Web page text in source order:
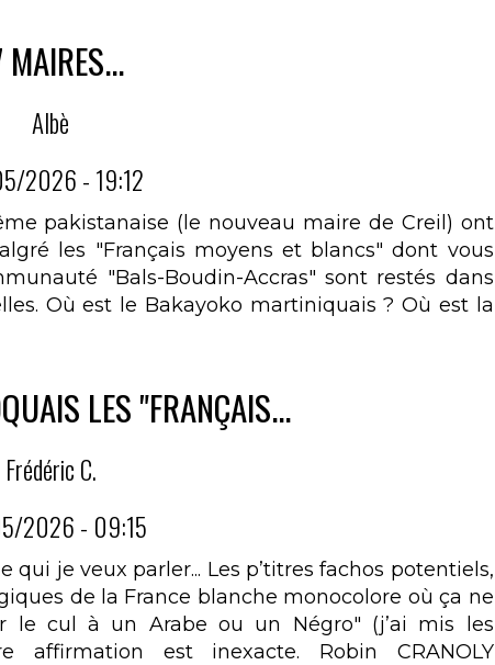
MAIRES...
Albè
2026 - 19:12
pakistanaise (le nouveau maire de Creil) ont
les "Français moyens et blancs" dont vous
"Bals-Boudin-Accras" sont restés dans
Où est le Bakayoko martiniquais ? Où est la
LES "FRANÇAIS...
Frédéric C.
2026 - 09:15
qui je veux parler... Les p’titres fachos potentiels,
de la France blanche monocolore où ça ne
le cul à un Arabe ou un Négro" (j’ai mis les
est inexacte. Robin CRANOLY